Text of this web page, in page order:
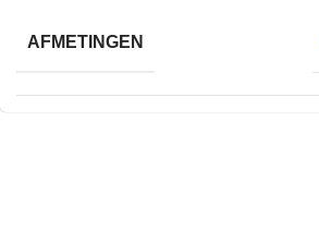
AFMETINGEN